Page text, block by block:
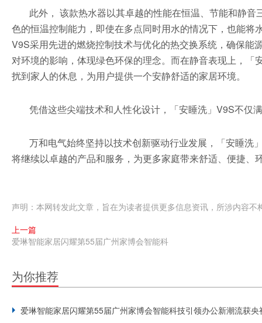
此外， 该款热水器以其卓越的性能在恒温、节能和静
色的恒温控制能力，即使在多点同时用水的情况下，也能
V9S采用先进的燃烧控制技术与优化的热交换系统，确保
对环境的影响，体现绿色环保的理念。而在静音表现上，
扰到家人的休息，为用户提供一个安静舒适的家居环境。
凭借这些尖端技术和人性化设计，「安睡洗」V9S不仅
万和电气始终坚持以技术创新驱动行业发展，「安睡洗
将继续以卓越的产品和服务，为更多家庭带来舒适、便捷、
声明：本网转发此文章，旨在为读者提供更多信息资讯，所涉内容
上一篇
爱琳智能家居闪耀第55届广州家博会智能科
为你推荐
爱琳智能家居闪耀第55届广州家博会智能科技引领办公新潮流获央